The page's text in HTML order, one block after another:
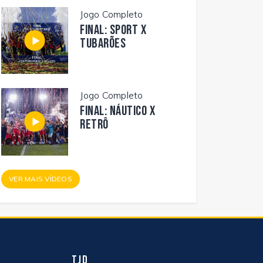
Jogo Completo
FINAL: SPORT X
TUBARÕES
Jogo Completo
FINAL: NÁUTICO X
RETRÔ
VER MAIS VÍDEOS
TJD